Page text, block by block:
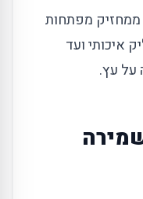
מפתחות
איכותי ועד
על עץ.